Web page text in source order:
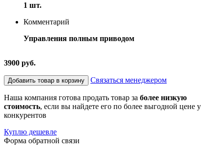
1 шт.
Комментарий
Управления полным приводом
3900 руб.
Добавить товар в корзину Связаться менеджером
Наша компания готова продать товар за более низкую
стоимость, если вы найдете его по более выгодной цене у
конкурентов
Куплю дешевле
Форма обратной связи